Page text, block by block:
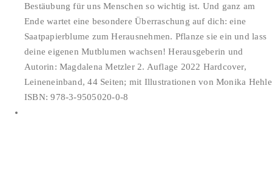
Bestäubung für uns Menschen so wichtig ist. Und ganz am
Ende wartet eine besondere Überraschung auf dich: eine
Saatpapierblume zum Herausnehmen. Pflanze sie ein und lass
deine eigenen Mutblumen wachsen! Herausgeberin und
Autorin: Magdalena Metzler 2. Auflage 2022 Hardcover,
Leineneinband, 44 Seiten; mit Illustrationen von Monika Hehle
ISBN: 978-3-9505020-0-8